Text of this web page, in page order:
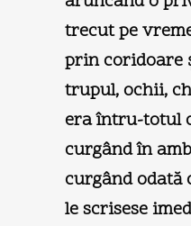
trecut pe
prin coridoare
trupul, ochii,
era întru-totul
curgând în
curgând odată
le scrisese